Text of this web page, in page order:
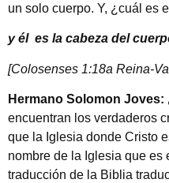
un solo cuerpo. Y, ¿cuál es
y él es la cabeza del
[Colosenses 1:18a Reina-
Hermano Solomon Joves:
encuentran los verdaderos
que la Iglesia donde Cristo
nombre de la Iglesia que es
traducción de la Biblia